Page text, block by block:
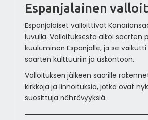
Espanjalainen
Espanjalaiset valloittivat
luvulla. Valloituksesta alkoi saarten
kuuluminen Espanjalle, ja se
saarten kulttuuriin ja uskontoon.
Valloituksen jälkeen saarille
kirkkoja ja linnoituksia, jotka ovat
suosittuja nähtävyyksiä.